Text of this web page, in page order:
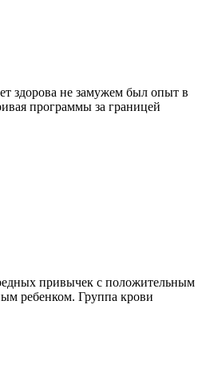
здорова не замужем был опыт в
программы за границей
привычек с положительным
ребенком. Группа крови